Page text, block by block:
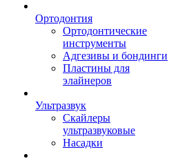
Ортодонтия
Ортодонтические
инструменты
Адгезивы и бондинги
Пластины для
элайнеров
Ультразвук
Скайлеры
ультразвуковые
Насадки